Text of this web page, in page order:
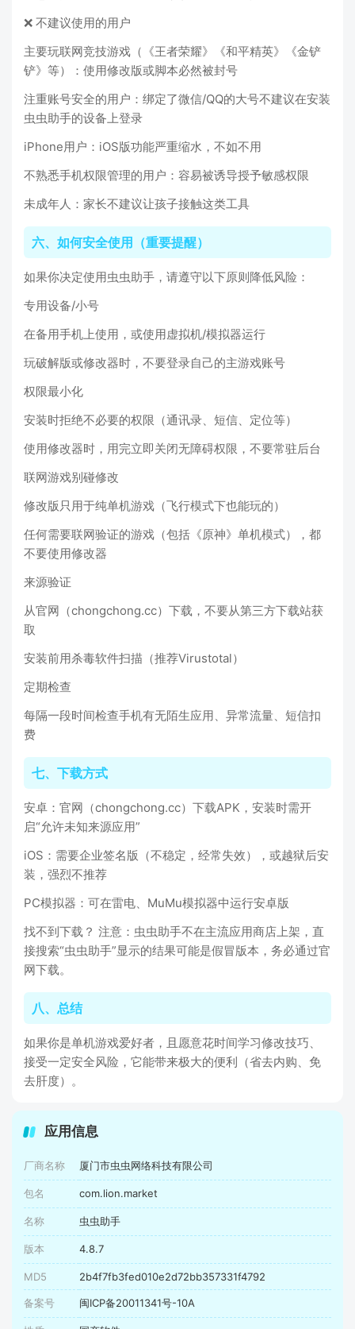
❌ 不建议使用的用户
主要玩联网竞技游戏（《王者荣耀》《和平精英》《金铲
铲》等）：使用修改版或脚本必然被封号
注重账号安全的用户：绑定了微信/QQ的大号不建议在安装
虫虫助手的设备上登录
iPhone用户：iOS版功能严重缩水，不如不用
不熟悉手机权限管理的用户：容易被诱导授予敏感权限
未成年人：家长不建议让孩子接触这类工具
六、如何安全使用（重要提醒）
如果你决定使用虫虫助手，请遵守以下原则降低风险：
专用设备/小号
在备用手机上使用，或使用虚拟机/模拟器运行
玩破解版或修改器时，不要登录自己的主游戏账号
权限最小化
安装时拒绝不必要的权限（通讯录、短信、定位等）
使用修改器时，用完立即关闭无障碍权限，不要常驻后台
联网游戏别碰修改
修改版只用于纯单机游戏（飞行模式下也能玩的）
任何需要联网验证的游戏（包括《原神》单机模式），都
不要使用修改器
来源验证
从官网（chongchong.cc）下载，不要从第三方下载站获
取
安装前用杀毒软件扫描（推荐Virustotal）
定期检查
每隔一段时间检查手机有无陌生应用、异常流量、短信扣
费
七、下载方式
安卓：官网（chongchong.cc）下载APK，安装时需开
启“允许未知来源应用”
iOS：需要企业签名版（不稳定，经常失效），或越狱后安
装，强烈不推荐
PC模拟器：可在雷电、MuMu模拟器中运行安卓版
找不到下载？ 注意：虫虫助手不在主流应用商店上架，直
接搜索“虫虫助手”显示的结果可能是假冒版本，务必通过官
网下载。
八、总结
如果你是单机游戏爱好者，且愿意花时间学习修改技巧、
接受一定安全风险，它能带来极大的便利（省去内购、免
去肝度）。
应用信息
厂商名称 厦门市虫虫网络科技有限公司
包名 com.lion.market
名称 虫虫助手
版本 4.8.7
MD5 2b4f7fb3fed010e2d72bb357331f4792
备案号 闽ICP备20011341号-10A